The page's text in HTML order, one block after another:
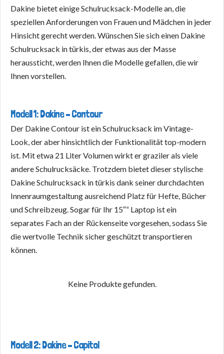
Dakine bietet einige Schulrucksack-Modelle an, die
speziellen Anforderungen von Frauen und Mädchen in jeder
Hinsicht gerecht werden. Wünschen Sie sich einen Dakine
Schulrucksack in türkis, der etwas aus der Masse
heraussticht, werden Ihnen die Modelle gefallen, die wir
Ihnen vorstellen.
Modell 1: Dakine – Contour
Der Dakine Contour ist ein Schulrucksack im Vintage-
Look, der aber hinsichtlich der Funktionalität top-modern
ist. Mit etwa 21 Liter Volumen wirkt er graziler als viele
andere Schulrucksäcke. Trotzdem bietet dieser stylische
Dakine Schulrucksack in türkis dank seiner durchdachten
Innenraumgestaltung ausreichend Platz für Hefte, Bücher
und Schreibzeug. Sogar für Ihr 15″“ Laptop ist ein
separates Fach an der Rückenseite vorgesehen, sodass Sie
die wertvolle Technik sicher geschützt transportieren
können.
Keine Produkte gefunden.
Modell 2: Dakine – Capitol